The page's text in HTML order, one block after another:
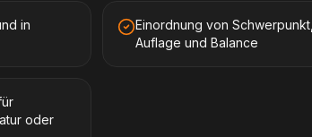
in
Einordnung von Schwerpunkt,
Auflage und Balance
oder